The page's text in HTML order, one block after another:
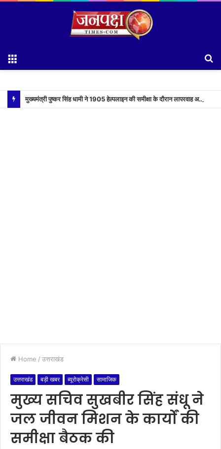
मुख्यमंत्री पुष्कर सिंह धामी ने 1905 हेल्पलाइन की समीक्षा के दौरान लापरवाह अधिकारियों को लगाई फटकार
Home / उत्तराखंड
उत्तराखंड बड़ी खबर ब्यूरोक्रेसी सामाजिक
मुख्य सचिव सुखबीर सिंह संधू ने
जल जीवन मिशन के कार्यों की
समीक्षा बैठक की